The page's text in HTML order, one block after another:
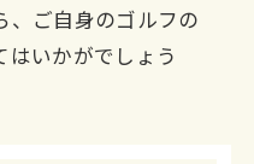
、ご自身のゴルフの
はいかがでしょう